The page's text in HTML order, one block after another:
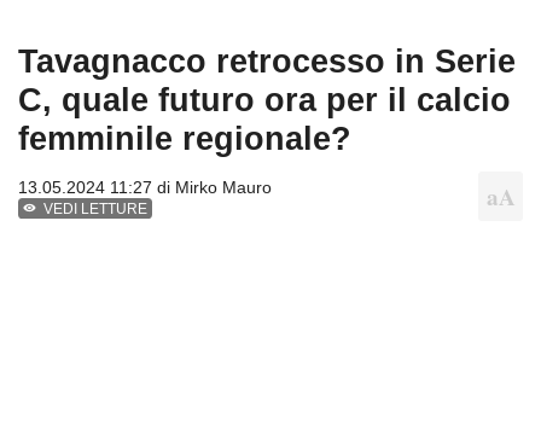
Tavagnacco retrocesso in Serie
C, quale futuro ora per il calcio
femminile regionale?
13.05.2024 11:27 di Mirko Mauro
VEDI LETTURE